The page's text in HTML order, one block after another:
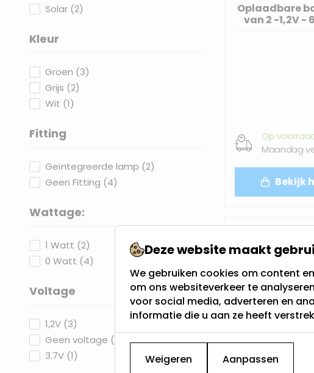
Solar (2products available
)
Kleur
Groen (3products available
)
Grijs (2products available
)
Wit (1products available
)
Fitting
Geïntegreerde lamp (2products available
)
Geen Fitting (4products available
)
Wattage:
1 Watt (2products available
)
0 Watt (4products available
)
Voltage
1,2V (3products available
)
Geen voltage (
3.7V (1products available
)
Oplaadbare
van 2 -1,2V -
Op
Maandag
Bekijk
Deze website maakt
We gebruiken cookies om content
om ons websiteverkeer te
voor social media, adverteren en
informatie die u aan ze heeft
Weigeren Aanpassen